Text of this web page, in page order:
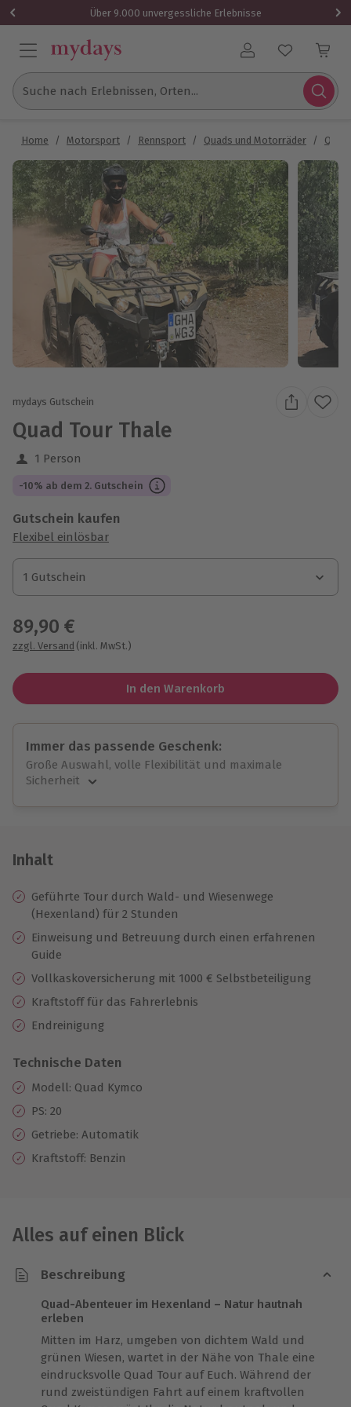
Über 9.000 unvergessliche Erlebnisse
Benutzerkonto
Suche nach Erlebnissen, Orten...
Home / Motorsport / Rennsport / Quads und Motorräder /
mydays Gutschein
Quad Tour Thale
1 Person
-10% ab dem 2. Gutschein
Gutschein kaufen
Flexibel einlösbar
1 Gutschein
1 Gutschein
1 Gutschein
89,90 €
zzgl. Versand (inkl. MwSt.)
In den Warenkorb
Immer das passende Geschenk:
Große Auswahl, volle Flexibilität und maximale
Sicherheit
Jeder Gutschein für alle Erlebnisse einlösbar.
10 Jahre gültig & verlängerbar.
Inhalt
Geführte Tour durch Wald- und Wiesenwege
(Hexenland) für 2 Stunden
Einweisung und Betreuung durch einen erfahrenen
Guide
Vollkaskoversicherung mit 1000 € Selbstbeteiligung
Kraftstoff für das Fahrerlebnis
Endreinigung
Technische Daten
Modell: Quad Kymco
PS: 20
Getriebe: Automatik
Kraftstoff: Benzin
Alles auf einen Blick
Beschreibung
Quad-Abenteuer im Hexenland – Natur hautnah
erleben
Mitten im Harz, umgeben von dichtem Wald und
grünen Wiesen, wartet in der Nähe von Thale eine
eindrucksvolle Quad Tour auf Euch. Während der
rund zweistündigen Fahrt auf einem kraftvollen